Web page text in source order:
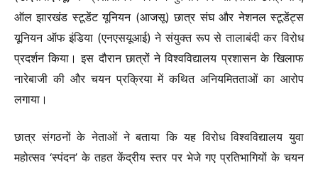
ऑल झारखंड स्टूडेंट यूनियन (आजसू) छात्र संघ और नेशनल स्टूडेंट्स
यूनियन ऑफ इंडिया (एनएसयूआई) ने संयुक्त रूप से तालाबंदी कर विरोध
प्रदर्शन किया। इस दौरान छात्रों ने विश्वविद्यालय प्रशासन के खिलाफ
नारेबाजी की और चयन प्रक्रिया में कथित अनियमितताओं का आरोप
लगाया।
छात्र संगठनों के नेताओं ने बताया कि यह विरोध विश्वविद्यालय युवा
महोत्सव ‘स्पंदन’ के तहत केंद्रीय स्तर पर भेजे गए प्रतिभागियों के चयन